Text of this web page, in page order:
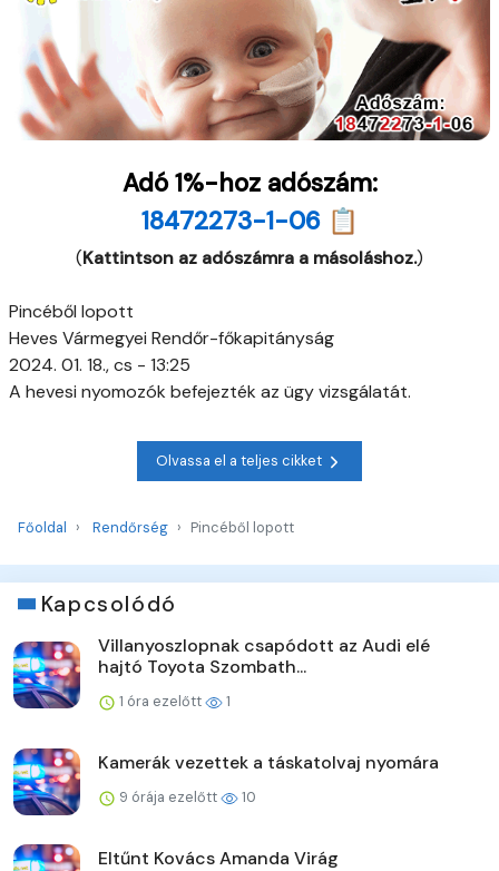
Adó 1%-hoz adószám:
18472273-1-06 📋
(Kattintson az adószámra a másoláshoz.)
Pincéből lopott
Heves Vármegyei Rendőr-főkapitányság
2024. 01. 18., cs - 13:25
A hevesi nyomozók befejezték az ügy vizsgálatát.
Olvassa el a teljes cikket
Főoldal Rendőrség Pincéből lopott
Kapcsolódó
Villanyoszlopnak csapódott az Audi elé
hajtó Toyota Szombath...
1 óra ezelőtt 1
Kamerák vezettek a táskatolvaj nyomára
9 órája ezelőtt 10
Eltűnt Kovács Amanda Virág